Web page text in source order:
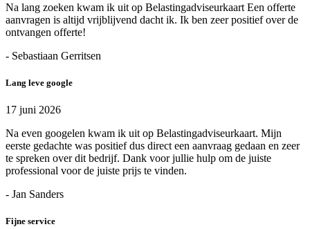
Na lang zoeken kwam ik uit op Belastingadviseurkaart Een offerte
aanvragen is altijd vrijblijvend dacht ik. Ik ben zeer positief over de
ontvangen offerte!
- Sebastiaan Gerritsen
Lang leve google
17 juni 2026
Na even googelen kwam ik uit op Belastingadviseurkaart. Mijn
eerste gedachte was positief dus direct een aanvraag gedaan en zeer
te spreken over dit bedrijf. Dank voor jullie hulp om de juiste
professional voor de juiste prijs te vinden.
- Jan Sanders
Fijne service